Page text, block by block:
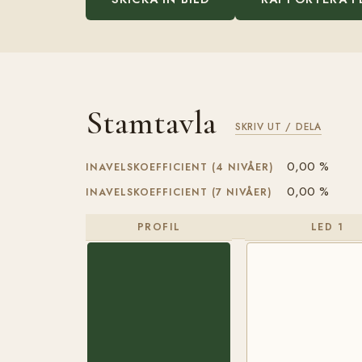
Stamtavla SKRIV UT / DELA
INAVELSKOEFFICIENT (4 NIVÅER) 0,00 %
INAVELSKOEFFICIENT (7 NIVÅER) 0,00 %
PROFIL LED 1